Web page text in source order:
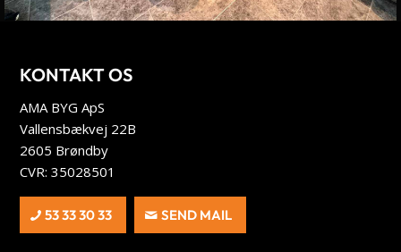
KONTAKT OS
AMA BYG ApS
Vallensbækvej 22B
2605 Brøndby
CVR: 35028501
53 33 30 33 SEND MAIL